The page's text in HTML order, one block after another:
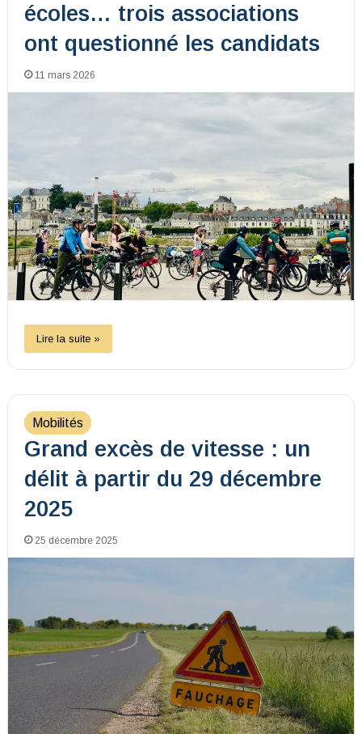
écoles… trois associations
ont questionné les candidats
11 mars 2026
Lire la suite »
Mobilités
Grand excès de vitesse : un
délit à partir du 29 décembre
2025
25 décembre 2025